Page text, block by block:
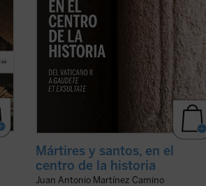
Mártires y santos, en el
centro de la historia
Juan Antonio Martínez Camino